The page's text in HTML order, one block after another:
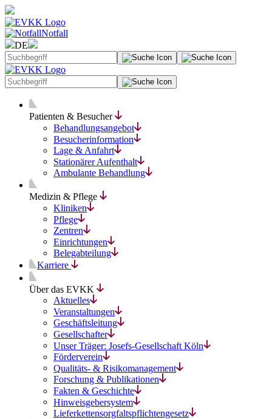
Notfall
DE
Patienten & Besucher
Behandlungsangebot
Besucherinformation
Lage & Anfahrt
Stationärer Aufenthalt
Ambulante Behandlung
Medizin & Pflege
Kliniken
Pflege
Zentren
Einrichtungen
Belegabteilung
Karriere
Über das EVKK
Aktuelles
Veranstaltungen
Geschäftsleitung
Gesellschafter
Unser Träger: Josefs-Gesellschaft Köln
Förderverein
Qualitäts- & Risikomanagement
Forschung & Publikationen
Fakten & Geschichte
Hinweisgebersystem
Lieferkettensorgfaltspflichtengesetz